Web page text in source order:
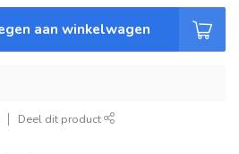
aan winkelwagen
Deel dit product